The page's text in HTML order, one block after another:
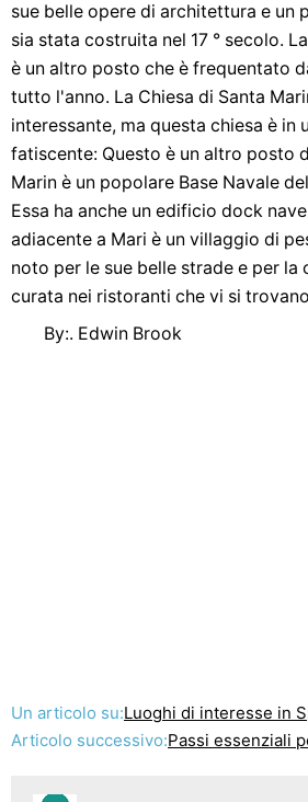
sue belle opere di architettura e un
sia stata costruita nel 17 ° secolo.
è un altro posto che è frequentato
tutto l'anno. La Chiesa di Santa
interessante, ma questa chiesa è in
fatiscente: Questo è un altro posto
Marin è un popolare Base Navale
Essa ha anche un edificio dock
adiacente a Mari è un villaggio di
noto per le sue belle strade e per la
curata nei ristoranti che vi si trovano
By:. Edwin Brook
Un articolo su:Luoghi di interesse in
Articolo successivo:Passi essenziali per